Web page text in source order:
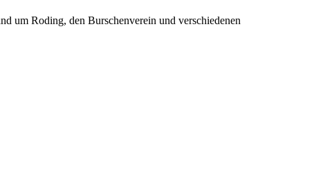
um Roding, den Burschenverein und verschiedenen